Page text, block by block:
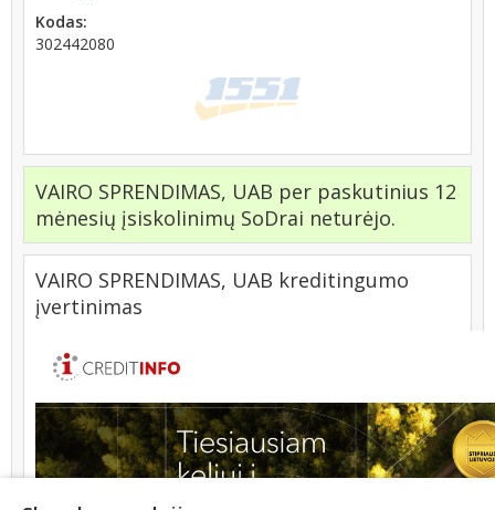
Kodas:
302442080
VAIRO SPRENDIMAS, UAB per paskutinius 12
mėnesių įsiskolinimų SoDrai neturėjo.
VAIRO SPRENDIMAS, UAB kreditingumo
įvertinimas